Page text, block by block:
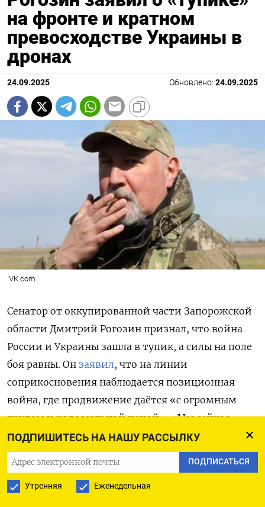
ПОДПИШИТЕСЬ НА НАШУ РАССЫЛКУ
ПОДПИСАТЬСЯ
Утренняя Еженедельная
на фронте и кратном
превосходстве Украины в
дронах
24.09.2025 Обновлено: 24.09.2025
VK.com
Сенатор от оккупированной части Запорожской
области Дмитрий Рогозин признал, что война
России и Украины зашла в тупик, а силы на поле
боя равны. Он заявил, что на линии
соприкосновения наблюдается позиционная
война, где продвижение даётся «с огромным
трудом и колоссальной ценой». «Мы сейчас
двигаемся традиционными способами,
штурмовиками по три человека, — это
позиционная война, техника сжигается, не
доезжая до линии фронта с обеих сторон», —